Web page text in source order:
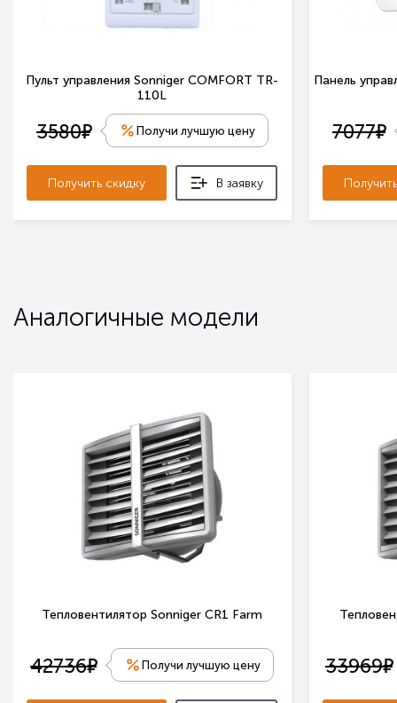
Пульт управления Sonniger COMFORT TR-
110L
3580е Получи лучшую цену
Получить скидку В заявку
Панель
7077е
Аналогичные модели
Тепловентилятор Sonniger CR1 Farm
42736е Получи лучшую цену 33969е